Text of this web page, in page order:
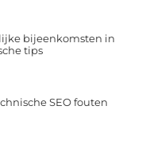
bijeenkomsten in
tips
SEO fouten